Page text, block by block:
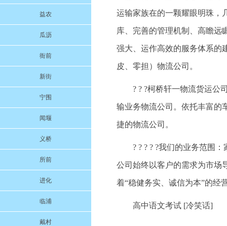
益农
瓜沥
衙前
新街
宁围
闻堰
义桥
所前
进化
临浦
戴村
运输家族在的一颗耀眼明珠，
库、完善的管理机制、高瞻远
强大、运作高效的服务体系的
皮、零担）物流公司。
? ? ?柯桥轩一物流货运公
输业务物流公司。依托丰富的
捷的物流公司。
? ? ? ? ?我们的业务范围
公司始终以客户的需求为市场
着“稳健务实、诚信为本”的经
高中语文考试 [冷笑话]